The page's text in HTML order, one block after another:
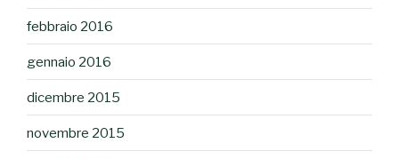
febbraio 2016
gennaio 2016
dicembre 2015
novembre 2015